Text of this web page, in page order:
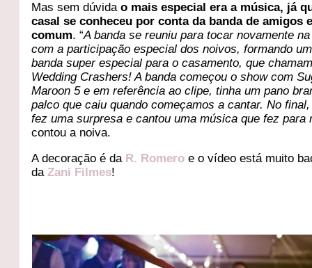
Mas sem dúvidao mais especial era a música, já
casal se conheceu por conta da banda de amigos
comum. “A banda se reuniu para tocar novamente
com a participação especial dos noivos, formando
banda super especial para o casamento, que
Wedding Crashers! A banda começou o show com
Maroon 5 e em referência ao clipe, tinha um pano
palco que caiu quando começamos a cantar. No
fez uma surpresa e cantou uma música que fez para
contou a noiva.
A decoração é da R. Romero e o vídeo está muito
daZani Filmes!